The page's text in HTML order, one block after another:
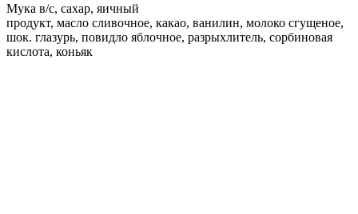
Мука в/с, сахар, яичный
продукт, масло сливочное, какао, ванилин, молоко сгущеное,
шок. глазурь, повидло яблочное, разрыхлитель, сорбиновая
кислота, коньяк